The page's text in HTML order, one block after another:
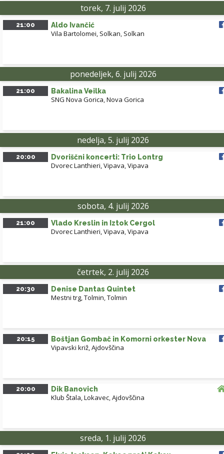
torek, 7. julij 2026
21:00 Aldo Ivančić
Vila Bartolomei, Solkan, Solkan
ponedeljek, 6. julij 2026
21:00 Bakalina Veilka
SNG Nova Gorica,Nova Gorica
nedelja, 5. julij 2026
20:00 Dvoriščni koncerti: Trio Lontrg
Dvorec Lanthieri, Vipava,Vipava
sobota, 4. julij 2026
21:00 Vlado Kreslin in Iztok Cergol
Dvorec Lanthieri, Vipava,Vipava
četrtek, 2. julij 2026
20:30 Denise Dantas Quintet
Mestni trg, Tolmin,Tolmin
20:15 Boštjan Gombač in Komorni orkester Nova
Vipavski križ, Ajdovščina
20:00 Dik Banovich
Klub Štala, Lokavec,Ajdovščina
sreda, 1. julij 2026